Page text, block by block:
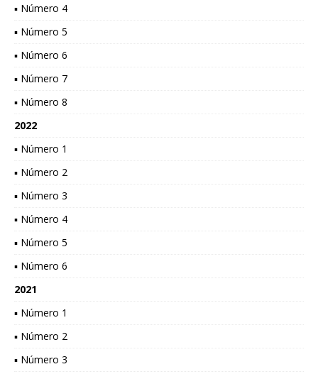
▪ Número 4
▪ Número 5
▪ Número 6
▪ Número 7
▪ Número 8
2022
▪ Número 1
▪ Número 2
▪ Número 3
▪ Número 4
▪ Número 5
▪ Número 6
2021
▪ Número 1
▪ Número 2
▪ Número 3